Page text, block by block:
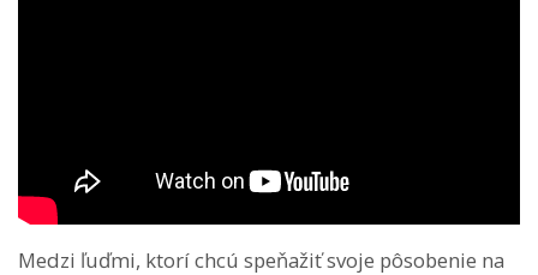
Medzi ľuďmi, ktorí chcú speňažiť svoje pôsobenie na